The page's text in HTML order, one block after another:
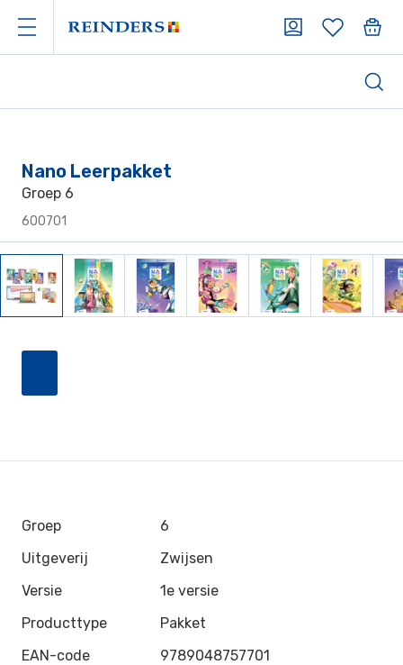
Nano Leerpakket
Groep 6
600701
Groep
6
Uitgeverij
Zwijsen
Versie
1e versie
Producttype
Pakket
EAN-code
9789048757701